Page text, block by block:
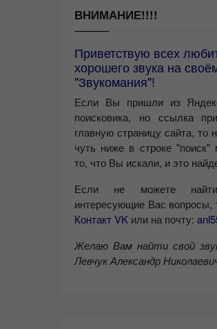
ВНИМАНИЕ!!!!
Приветствую всех
хорошего звука на
"Звукомания"!
Если Вы пришли из
поисковика, но ссылка
главную страницу сайта, то
чуть ниже в строке "поиск"
то, что Вы искали, и это
Если не можете
интересующие Вас вопросы,
Контакт VK или на почту:
Желаю Вам найти свой
Левчук Александр